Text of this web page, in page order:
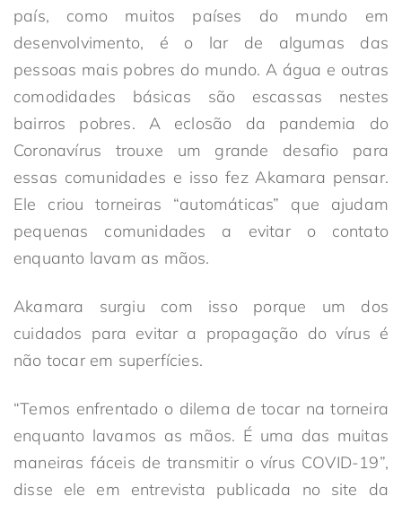
país, como muitos países do mundo em
desenvolvimento, é o lar de algumas das
pessoas mais pobres do mundo. A água e outras
comodidades básicas são escassas nestes
bairros pobres. A eclosão da pandemia do
Coronavírus trouxe um grande desafio para
essas comunidades e isso fez Akamara pensar.
Ele criou torneiras “automáticas” que ajudam
pequenas comunidades a evitar o contato
enquanto lavam as mãos.
Akamara surgiu com isso porque um dos
cuidados para evitar a propagação do vírus é
não tocar em superfícies.
“Temos enfrentado o dilema de tocar na torneira
enquanto lavamos as mãos. É uma das muitas
maneiras fáceis de transmitir o vírus COVID-19”,
disse ele em entrevista publicada no site da